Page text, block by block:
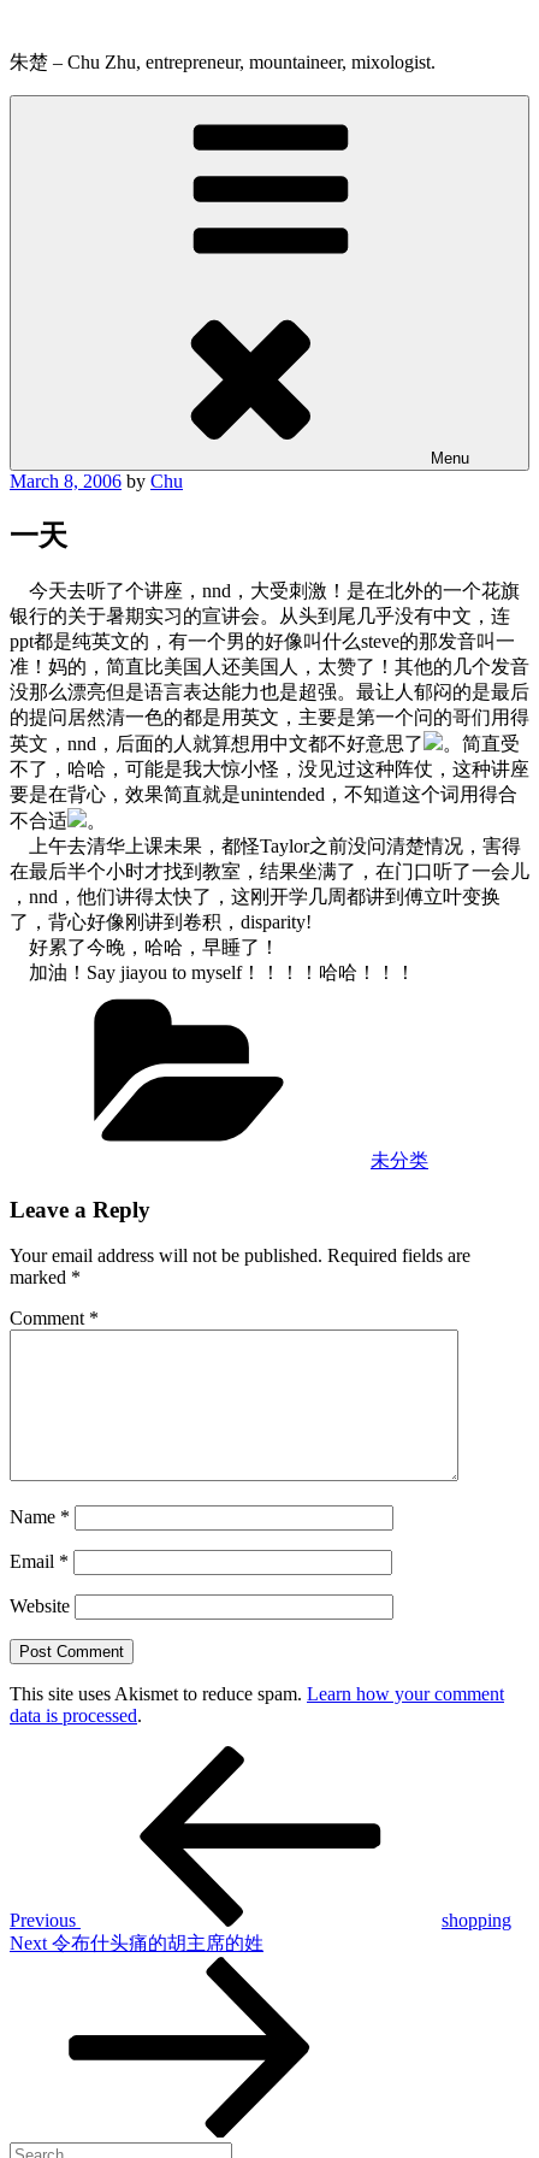
content
朱楚 – Chu Zhu, entrepreneur, mountaineer, mixologist.
Menu
Posted
March 8, 2006 by Chu
一天
今天去听了个讲座，nnd，大受刺激！是在北外的一个花旗
银行的关于暑期实习的宣讲会。从头到尾几乎没有中文，连
ppt都是纯英文的，有一个男的好像叫什么steve的那发音叫一
准！妈的，简直比美国人还美国人，太赞了！其他的几个发音
没那么漂亮但是语言表达能力也是超强。最让人郁闷的是最后
的提问居然清一色的都是用英文，主要是第一个问的哥们用得
英文，nnd，后面的人就算想用中文都不好意思了
。简直受
不了，哈哈，可能是我大惊小怪，没见过这种阵仗，这种讲座
要是在背心，效果简直就是unintended，不知道这个词用得合
不合适
。
上午去清华上课未果，都怪Taylor之前没问清楚情况，害得
在最后半个小时才找到教室，结果坐满了，在门口听了一会儿
，nnd，他们讲得太快了，这刚开学几周都讲到傅立叶变换
了，背心好像刚讲到卷积，disparity!
好累了今晚，哈哈，早睡了！
加油！Say jiayou to myself！！！！哈哈！！！
未分类
Leave a Reply
Your email address will not be published. Required fields are
marked *
Comment *
Name *
Email *
Website
This site uses Akismet to reduce spam. Learn how your comment
data is processed.
Previous
shopping
Next
Next 令布什头痛的胡主席的姓
Search